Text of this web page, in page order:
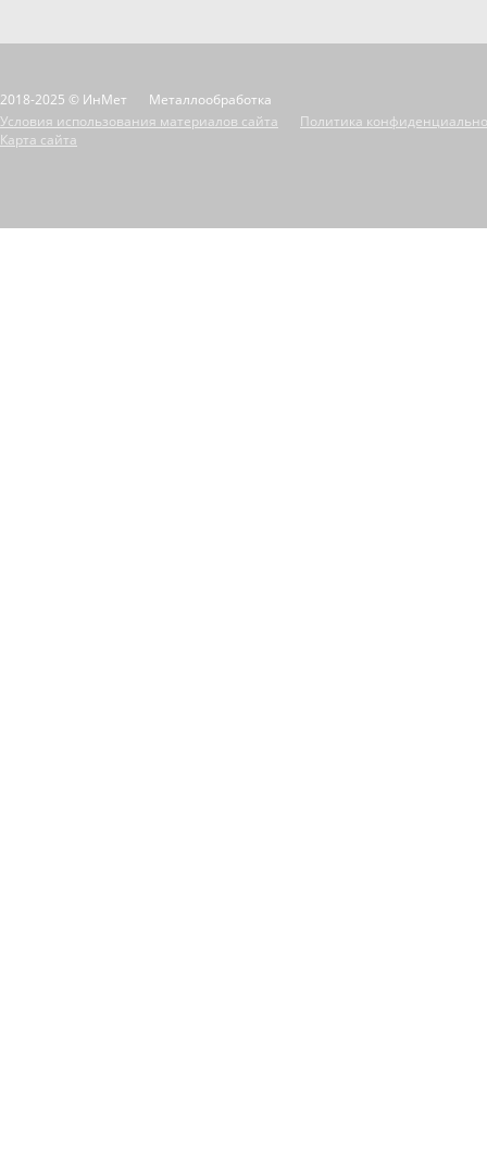
2018-2025 © ИнМет
Металлообработка
Условия использования материалов сайта
Политика
Карта сайта